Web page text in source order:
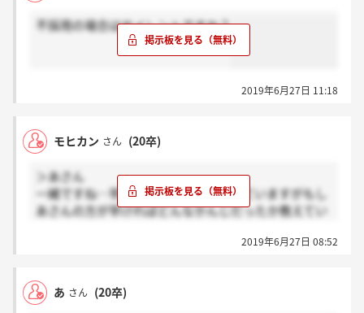
不採用の場合はサイレントですか？
2019年6月27日 11:18
モヒカン さん (20卒)
＞あさん
一緒ですね…早めに連絡しようと思っていますがもし
あさんの方が早ければどんなかんじだったか教えてい
2019年6月27日 08:52
あ さん (20卒)